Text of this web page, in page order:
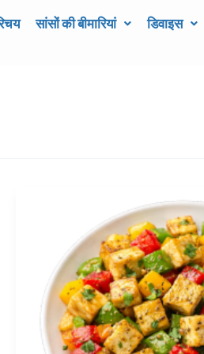
सांसों की बीमारियां डिवाइस